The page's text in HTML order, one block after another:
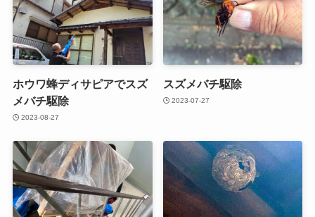
ホウワ蜂ディサピアでスズ
メバチ駆除
2023-08-27
スズメバチ駆除
2023-07-27